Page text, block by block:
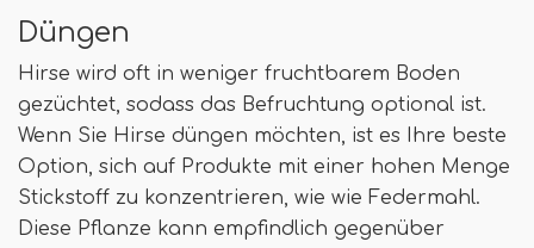
Düngen
Hirse wird oft in weniger fruchtbarem Boden
gezüchtet, sodass das Befruchtung optional ist.
Wenn Sie Hirse düngen möchten, ist es Ihre beste
Option, sich auf Produkte mit einer hohen Menge
Stickstoff zu konzentrieren, wie wie Federmahl.
Diese Pflanze kann empfindlich gegenüber